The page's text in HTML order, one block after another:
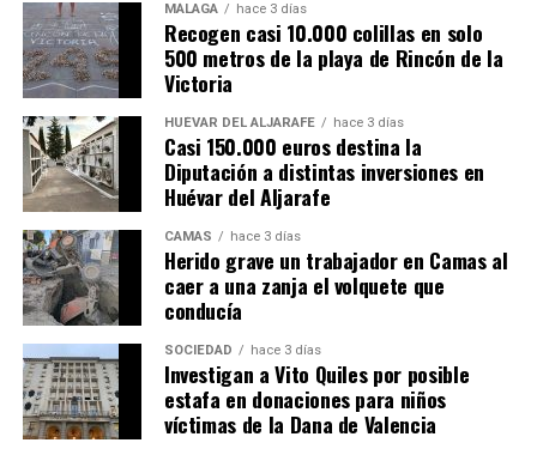
MÁLAGA hace 3 días
Recogen casi 10.000 colillas en solo
500 metros de la playa de Rincón de la
Victoria
HUÉVAR DEL ALJARAFE hace 3 días
Casi 150.000 euros destina la
Diputación a distintas inversiones en
Huévar del Aljarafe
CAMAS hace 3 días
Herido grave un trabajador en Camas al
caer a una zanja el volquete que
conducía
SOCIEDAD hace 3 días
Investigan a Vito Quiles por posible
estafa en donaciones para niños
víctimas de la Dana de Valencia